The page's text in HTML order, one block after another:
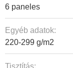
6 paneles
Egyéb adatok:
220-299 g/m2
Tisztítás: